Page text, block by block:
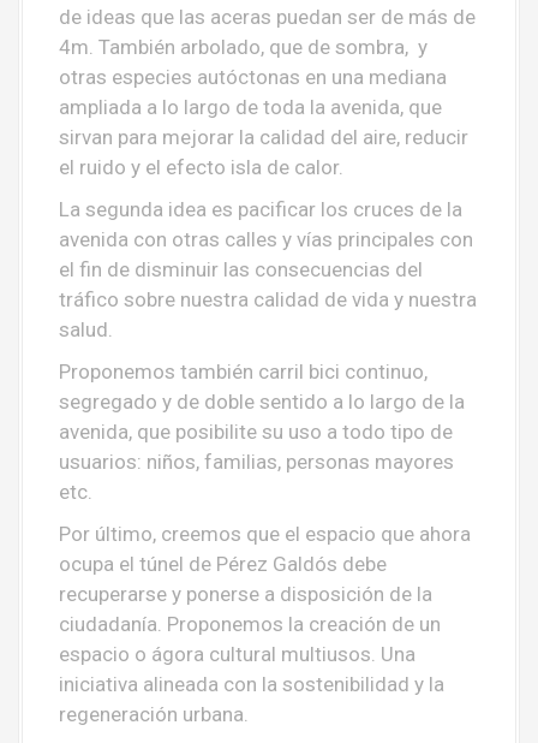
de ideas que las aceras puedan ser de más de
4m. También arbolado, que de sombra, y
otras especies autóctonas en una mediana
ampliada a lo largo de toda la avenida, que
sirvan para mejorar la calidad del aire, reducir
el ruido y el efecto isla de calor.
La segunda idea es pacificar los cruces de la
avenida con otras calles y vías principales con
el fin de disminuir las consecuencias del
tráfico sobre nuestra calidad de vida y nuestra
salud.
Proponemos también carril bici continuo,
segregado y de doble sentido a lo largo de la
avenida, que posibilite su uso a todo tipo de
usuarios: niños, familias, personas mayores
etc.
Por último, creemos que el espacio que ahora
ocupa el túnel de Pérez Galdós debe
recuperarse y ponerse a disposición de la
ciudadanía. Proponemos la creación de un
espacio o ágora cultural multiusos. Una
iniciativa alineada con la sostenibilidad y la
regeneración urbana.